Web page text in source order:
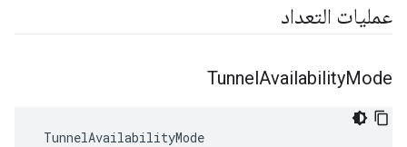
عمليات التعداد
TunnelAvailabilityMode
TunnelAvailabilityMode